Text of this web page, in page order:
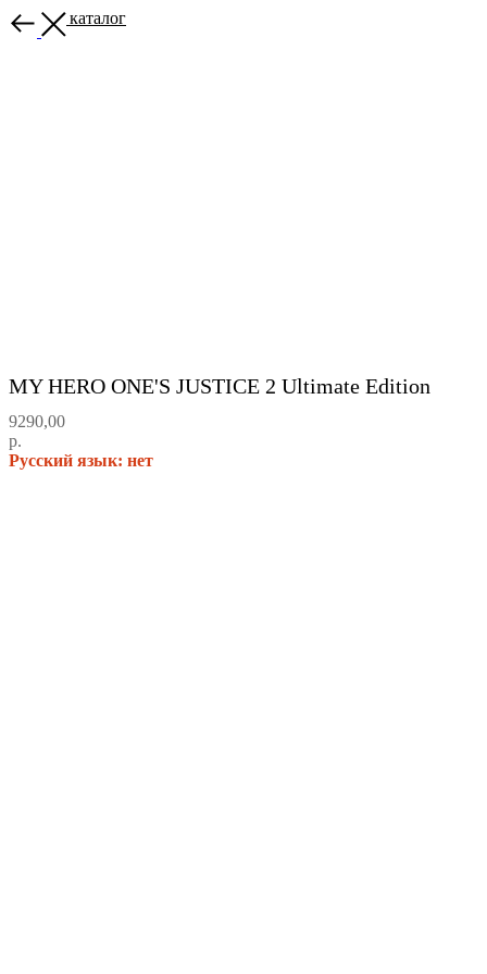
Назад в каталог
MY HERO ONE'S JUSTICE 2 Ultimate Edition
9290,00
р.
Русский язык: нет